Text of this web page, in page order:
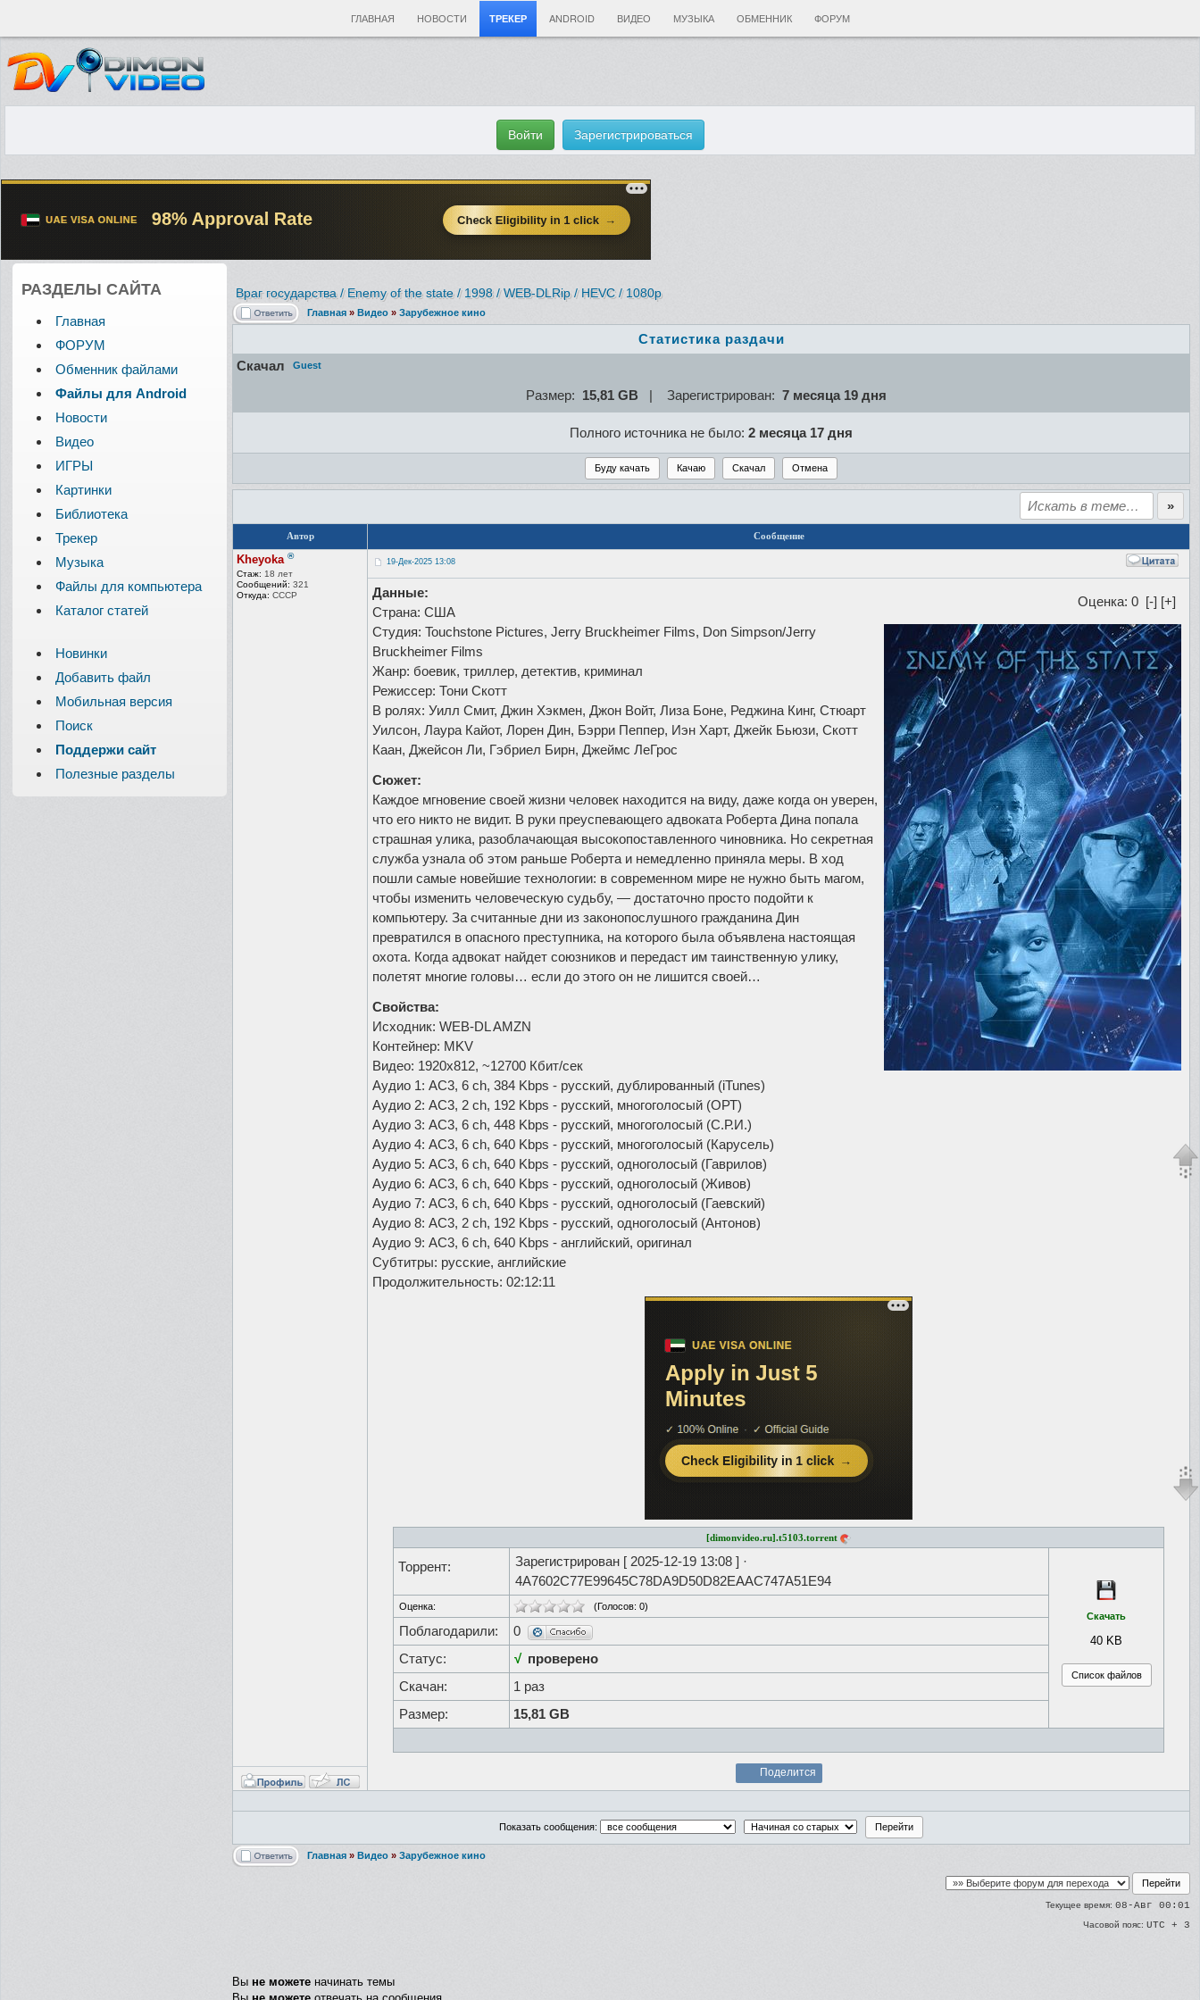
ГЛАВНАЯ НОВОСТИ ТРЕКЕР ANDROID ВИДЕО МУЗЫКА ОБМЕННИК ФОРУМ
Войти Зарегистрироваться
РАЗДЕЛЫ САЙТА
Главная
ФОРУМ
Обменник файлами
Файлы для Android
Новости
Видео
ИГРЫ
Картинки
Библиотека
Трекер
Музыка
Файлы для компьютера
Каталог статей
Новинки
Добавить файл
Мобильная версия
Поиск
Поддержи сайт
Полезные разделы
Враг государства / Enemy of the state / 1998 / WEB-DLRip / HEVC / 1080p
Главная » Видео » Зарубежное кино
Статистика раздачи
Скачал
Guest
Размер: 15,81 GB | Зарегистрирован: 7 месяца 19 дня
Полного источника не было: 2 месяца 17 дня
Автор Сообщение
Kheyoka ®
Стаж: 18 лет
Сообщений: 321
Откуда: СССР
19-Дек-2025 13:08
Оценка: 0 [-] [+]
Данные:
Страна: США
Студия: Touchstone Pictures, Jerry Bruckheimer Films, Don Simpson/Jerry
Bruckheimer Films
Жанр: боевик, триллер, детектив, криминал
Режиссер: Тони Скотт
В ролях: Уилл Смит, Джин Хэкмен, Джон Войт, Лиза Боне, Реджина Кинг, Стюарт
Уилсон, Лаура Кайот, Лорен Дин, Бэрри Пеппер, Иэн Харт, Джейк Бьюзи, Скотт
Каан, Джейсон Ли, Гэбриел Бирн, Джеймс ЛеГрос
Сюжет:
Каждое мгновение своей жизни человек находится на виду, даже когда он уверен,
что его никто не видит. В руки преуспевающего адвоката Роберта Дина попала
страшная улика, разоблачающая высокопоставленного чиновника. Но секретная
служба узнала об этом раньше Роберта и немедленно приняла меры. В ход
пошли самые новейшие технологии: в современном мире не нужно быть магом,
чтобы изменить человеческую судьбу, — достаточно просто подойти к
компьютеру. За считанные дни из законопослушного гражданина Дин
превратился в опасного преступника, на которого была объявлена настоящая
охота. Когда адвокат найдет союзников и передаст им таинственную улику,
полетят многие головы… если до этого он не лишится своей…
Свойства:
Исходник: WEB-DL AMZN
Контейнер: MKV
Видео: 1920x812, ~12700 Кбит/сек
Аудио 1: AC3, 6 ch, 384 Kbps - русский, дублированный (iTunes)
Аудио 2: AC3, 2 ch, 192 Kbps - русский, многоголосый (ОРТ)
Аудио 3: AC3, 6 ch, 448 Kbps - русский, многоголосый (С.Р.И.)
Аудио 4: AC3, 6 ch, 640 Kbps - русский, многоголосый (Карусель)
Аудио 5: AC3, 6 ch, 640 Kbps - русский, одноголосый (Гаврилов)
Аудио 6: AC3, 6 ch, 640 Kbps - русский, одноголосый (Живов)
Аудио 7: AC3, 6 ch, 640 Kbps - русский, одноголосый (Гаевский)
Аудио 8: AC3, 2 ch, 192 Kbps - русский, одноголосый (Антонов)
Аудио 9: AC3, 6 ch, 640 Kbps - английский, оригинал
Субтитры: русские, английские
Продолжительность: 02:12:11
[dimonvideo.ru].t5103.torrent
Торрент: Зарегистрирован [ 2025-12-19 13:08 ] ·
4A7602C77E99645C78DA9D50D82EAAC747A51E94
Скачать
40 KB
Оценка: (Голосов: 0)
Поблагодарили:
0
Статус:
√ проверено
Скачан:
1 раз
Размер:
15,81 GB
Поделится
Показать сообщения:
Главная » Видео » Зарубежное кино
Текущее время: 08-Авг 00:01
Часовой пояс: UTC + 3
Вы не можете начинать темы